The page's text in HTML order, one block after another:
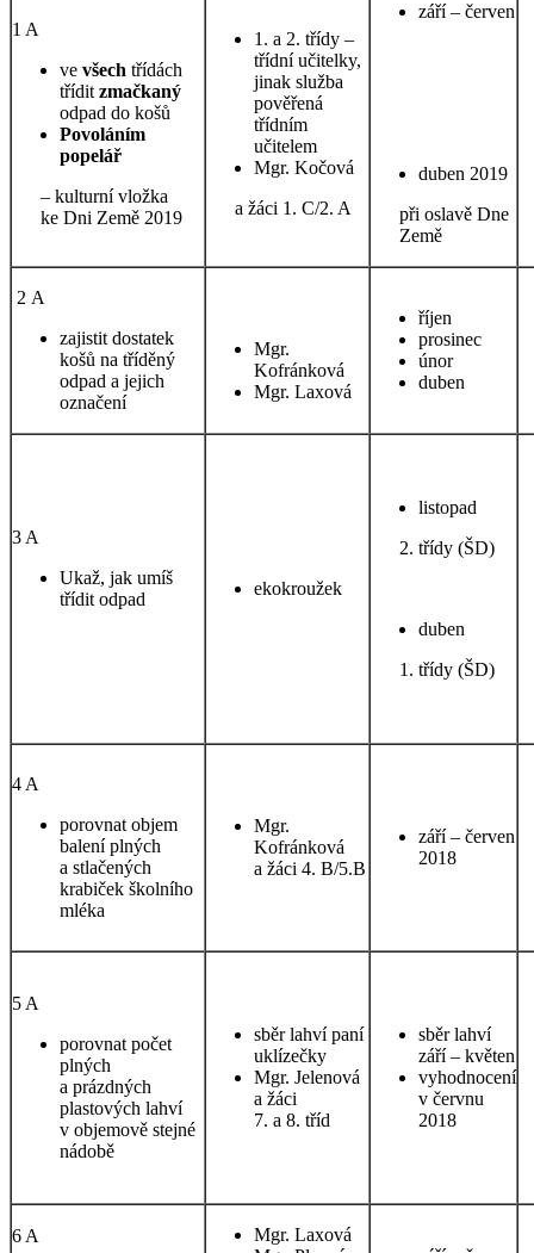
1 A
ve všech třídách
třídit zmačkaný
odpad do košů
Povoláním
popelář
– kulturní vložka
ke Dni Země 2019
1. a 2. třídy –
třídní učitelky,
jinak služba
pověřená
třídním
učitelem
Mgr. Kočová
a žáci 1. C/2. A
září – červen
duben 2019
při oslavě Dne
Země
2 A
zajistit dostatek
košů na tříděný
odpad a jejich
označení
Mgr.
Kofránková
Mgr. Laxová
říjen
prosinec
únor
duben
3 A
Ukaž, jak umíš
třídit odpad
ekokroužek
listopad
2. třídy (ŠD)
duben
1. třídy (ŠD)
4 A
porovnat objem
balení plných
a stlačených
krabiček školního
mléka
Mgr.
Kofránková
a žáci 4. B/5.B
září – červen
2018
5 A
porovnat počet
plných
a prázdných
plastových lahví
v objemově stejné
nádobě
sběr lahví paní
uklízečky
Mgr. Jelenová
a žáci
7. a 8. tříd
sběr lahví
září – květen
vyhodnocení
v červnu
2018
6 A
Mgr. Laxová